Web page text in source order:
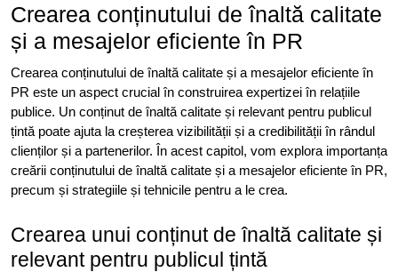
Crearea conținutului de înaltă calitate
și a mesajelor eficiente în PR
Crearea conținutului de înaltă calitate și a mesajelor eficiente în
PR este un aspect crucial în construirea expertizei în relațiile
publice. Un conținut de înaltă calitate și relevant pentru publicul
țintă poate ajuta la creșterea vizibilității și a credibilității în rândul
clienților și a partenerilor. În acest capitol, vom explora importanța
creării conținutului de înaltă calitate și a mesajelor eficiente în PR,
precum și strategiile și tehnicile pentru a le crea.
Crearea unui conținut de înaltă calitate și
relevant pentru publicul țintă